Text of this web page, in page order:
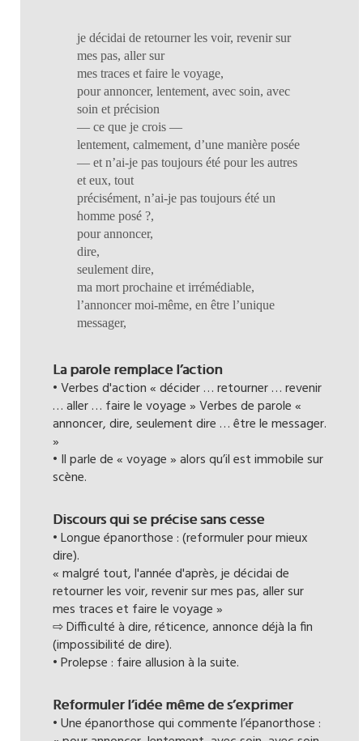
je décidai de retourner les voir, revenir sur
mes pas, aller sur
mes traces et faire le voyage,
pour annoncer, lentement, avec soin, avec
soin et précision
— ce que je crois —
lentement, calmement, d’une manière posée
— et n’ai-je pas toujours été pour les autres
et eux, tout
précisément, n’ai-je pas toujours été un
homme posé ?,
pour annoncer,
dire,
seulement dire,
ma mort prochaine et irrémédiable,
l’annoncer moi-même, en être l’unique
messager,
La parole remplace l’action
• Verbes d'action « décider … retourner … revenir
… aller … faire le voyage » Verbes de parole «
annoncer, dire, seulement dire … être le messager.
»
• Il parle de « voyage » alors qu’il est immobile sur
scène.
Discours qui se précise sans cesse
• Longue épanorthose : (reformuler pour mieux
dire).
« malgré tout, l'année d'après, je décidai de
retourner les voir, revenir sur mes pas, aller sur
mes traces et faire le voyage »
⇨ Difficulté à dire, réticence, annonce déjà la fin
(impossibilité de dire).
• Prolepse : faire allusion à la suite.
Reformuler l’idée même de s’exprimer
• Une épanorthose qui commente l’épanorthose :